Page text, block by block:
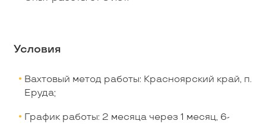
Условия
Вахтовый метод работы: Красноярский край, п.
Еруда;
График работы: 2 месяца через 1 месяц, 6-